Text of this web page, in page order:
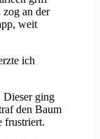
zog an der
weit
ich
Dieser ging
den Baum
frustriert.